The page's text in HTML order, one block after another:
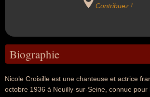
Contribuez !
Biographie
Nicole Croisille est une chanteuse et actrice
octobre 1936 à Neuilly-sur-Seine, connue pour